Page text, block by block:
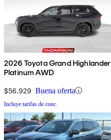
2026 Toyota Grand Highlander
Platinum AWD
$56,929 Buena oferta
Incluye tarifas de conc.